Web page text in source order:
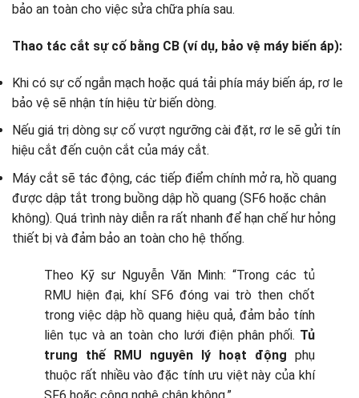
bảo an toàn cho việc sửa chữa phía sau.
Thao tác cắt sự cố bằng CB (ví dụ, bảo vệ máy biến áp):
Khi có sự cố ngắn mạch hoặc quá tải phía máy biến áp, rơ le
bảo vệ sẽ nhận tín hiệu từ biến dòng.
Nếu giá trị dòng sự cố vượt ngưỡng cài đặt, rơ le sẽ gửi tín
hiệu cắt đến cuộn cắt của máy cắt.
Máy cắt sẽ tác động, các tiếp điểm chính mở ra, hồ quang
được dập tắt trong buồng dập hồ quang (SF6 hoặc chân
không). Quá trình này diễn ra rất nhanh để hạn chế hư hỏng
thiết bị và đảm bảo an toàn cho hệ thống.
Theo Kỹ sư Nguyễn Văn Minh: “Trong các tủ
RMU hiện đại, khí SF6 đóng vai trò then chốt
trong việc dập hồ quang hiệu quả, đảm bảo tính
liên tục và an toàn cho lưới điện phân phối. Tủ
trung thế RMU nguyên lý hoạt động phụ
thuộc rất nhiều vào đặc tính ưu việt này của khí
SF6 hoặc công nghệ chân không.”